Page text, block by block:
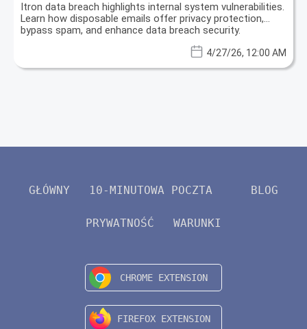
Itron data breach highlights internal system vulnerabilities.
Learn how disposable emails offer privacy protection,
bypass spam, and enhance data breach security.
4/27/26, 12:00 AM
GŁÓWNY 10-MINUTOWA POCZTA BLOG
PRYWATNOŚĆ WARUNKI